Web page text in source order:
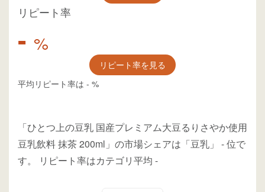
リピート率
- %
リピート率を見る
平均リピート率は - %
「ひとつ上の豆乳 国産プレミアム大豆るりさやか使用
豆乳飲料 抹茶 200ml」の市場シェアは「豆乳」 -位で
す。
リピート率はカテゴリ平均 -